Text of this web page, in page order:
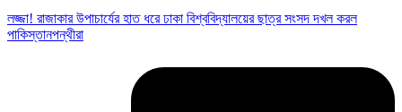
লজ্জা! রাজাকার উপাচার্যের হাত ধরে ঢাকা বিশ্ববিদ্যালয়ের ছাত্র সংসদ দখল করল
পাকিস্তানপন্থীরা